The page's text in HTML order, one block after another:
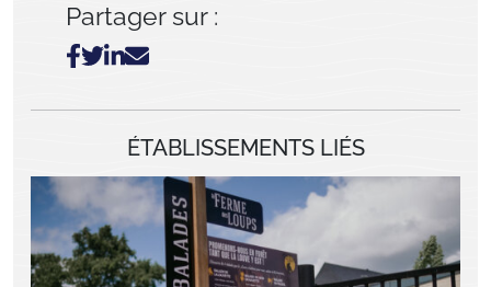
Partager sur :
ÉTABLISSEMENTS LIÉS